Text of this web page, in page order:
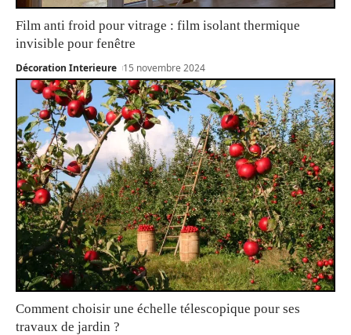
Film anti froid pour vitrage : film isolant thermique
invisible pour fenêtre
Décoration Interieure 15 novembre 2024
Comment choisir une échelle télescopique pour ses
travaux de jardin ?